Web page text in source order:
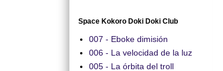
Space Kokoro Doki Doki Club
007 - Eboke dimisión
006 - La velocidad de la luz
005 - La órbita del troll